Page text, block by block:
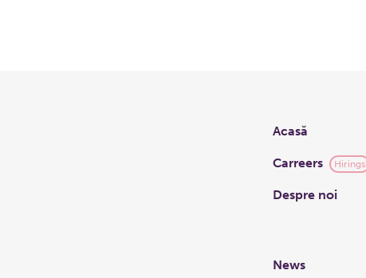
Links
Acasă
Carreers Hirings
Despre noi
News